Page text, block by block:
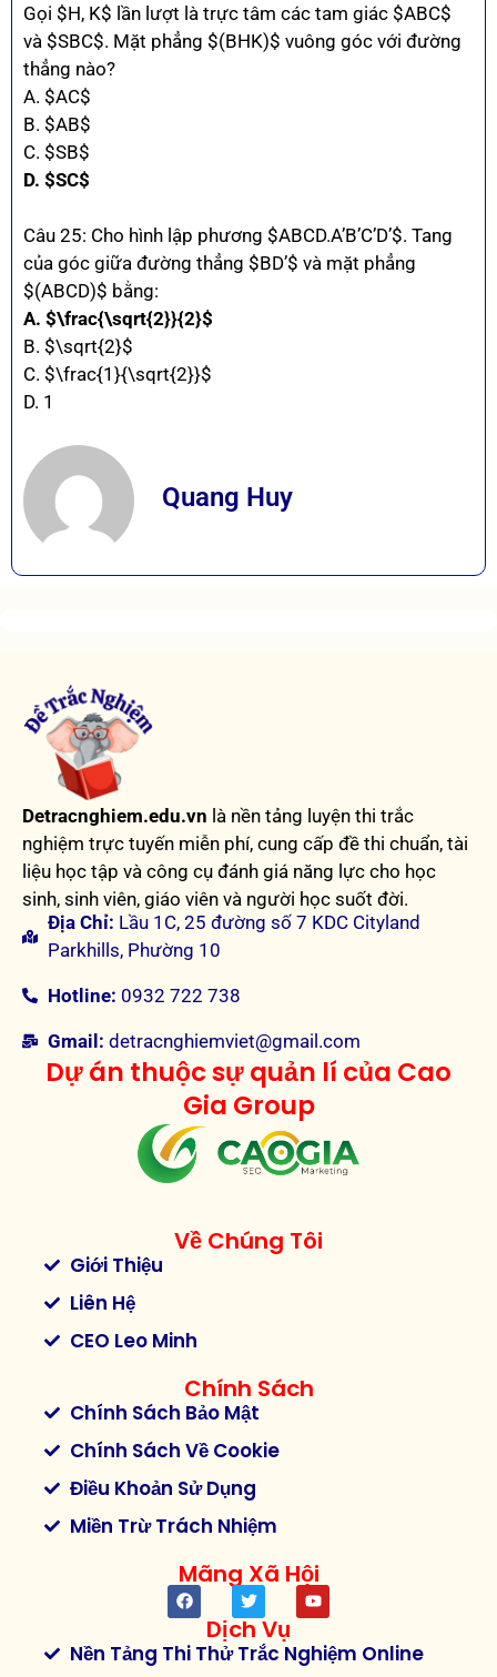
Gọi $H, K$ lần lượt là trực tâm các tam giác $ABC$
và $SBC$. Mặt phẳng $(BHK)$ vuông góc với đường
thẳng nào?
A. $AC$
B. $AB$
C. $SB$
D. $SC$
Câu 25: Cho hình lập phương $ABCD.A’B’C’D’$. Tang
của góc giữa đường thẳng $BD’$ và mặt phẳng
$(ABCD)$ bằng:
A. $\frac{\sqrt{2}}{2}$
B. $\sqrt{2}$
C. $\frac{1}{\sqrt{2}}$
D. 1
Quang Huy
Detracnghiem.edu.vn là nền tảng luyện thi trắc
nghiệm trực tuyến miễn phí, cung cấp đề thi chuẩn, tài
liệu học tập và công cụ đánh giá năng lực cho học
sinh, sinh viên, giáo viên và người học suốt đời.
Địa Chỉ: Lầu 1C, 25 đường số 7 KDC Cityland
Parkhills, Phường 10
Hotline: 0932 722 738
Gmail: detracnghiemviet@gmail.com
Dự án thuộc sự quản lí của Cao
Gia Group
Về Chúng Tôi
Giới Thiệu
Liên Hệ
CEO Leo Minh
Chính Sách
Chính Sách Bảo Mật
Chính Sách Về Cookie
Điều Khoản Sử Dụng
Miền Trừ Trách Nhiệm
Mãng Xã Hội
Dịch Vụ
Nền Tảng Thi Thử Trắc Nghiệm Online